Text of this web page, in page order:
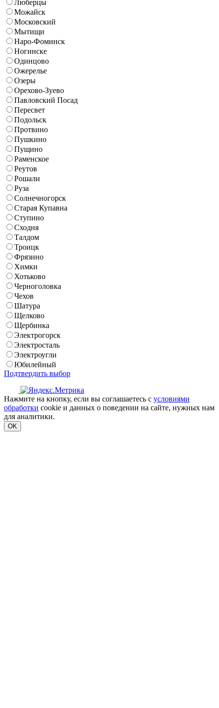
Люберцы
Можайск
Московский
Мытищи
Наро-Фоминск
Ногинске
Одинцово
Ожерелье
Озеры
Орехово-Зуево
Павловский Посад
Пересвет
Подольск
Протвино
Пушкино
Пущино
Раменское
Реутов
Рошали
Руза
Солнечногорск
Старая Купавна
Ступино
Сходня
Талдом
Троицк
Фрязино
Химки
Хотьково
Черноголовка
Чехов
Шатура
Щелково
Щербинка
Электрогорск
Электросталь
Электроугли
Юбилейный
Подтвердить выбор
Нажмите на кнопку, если вы соглашаетесь с условиями
обработки cookie и данных о поведении на сайте, нужных нам
для аналитики.
OK